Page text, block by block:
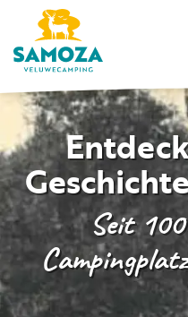
Übernachten
Animation
Umgebung
Seit